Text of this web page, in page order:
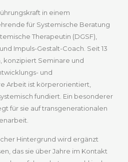
in einem
für Systemische Beratung
Therapeutin (DGSF),
Impuls-Gestalt-Coach. Seit 13
konzipiert Seminare und
und
Arbeit ist körperorientiert,
fundiert. Ein besonderer
für sie auf transgenerationalen
Hintergrund wird ergänzt
das sie über Jahre im Kontakt